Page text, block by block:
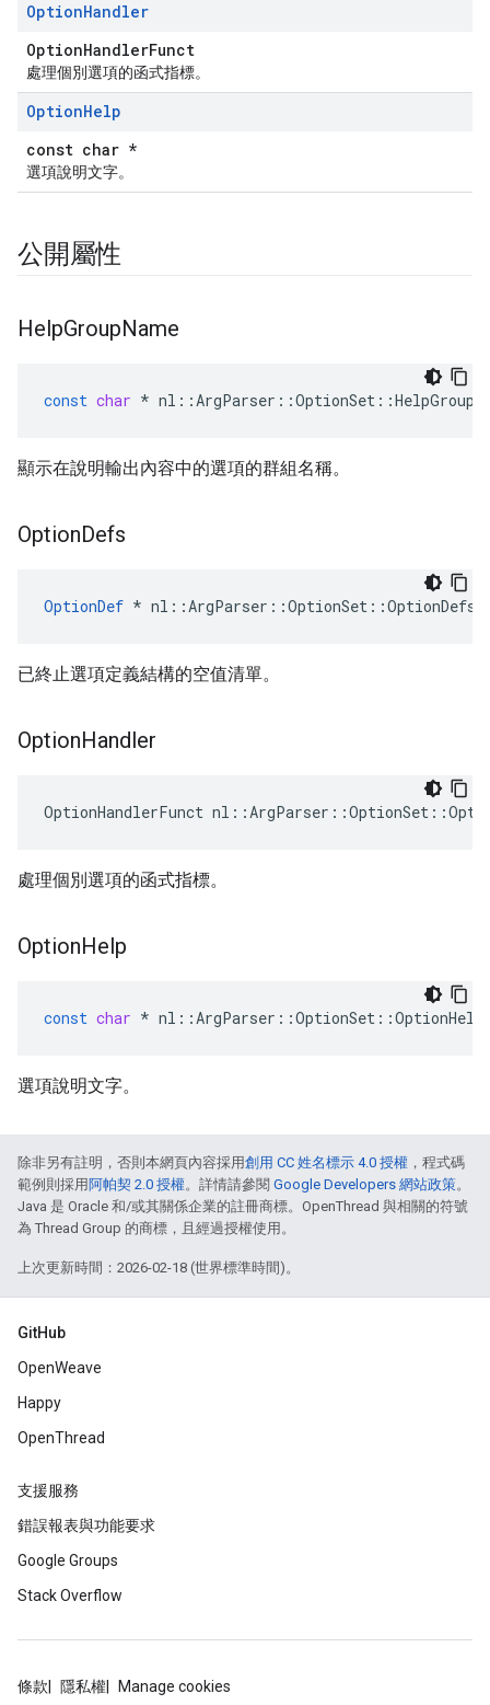
OptionHandler
OptionHandlerFunct
處理個別選項的函式指標。
OptionHelp
const char *
選項說明文字。
公開屬性
HelpGroupName
const char * nl ::ArgParser ::OptionSet ::
顯示在說明輸出內容中的選項的群組名稱。
OptionDefs
OptionDef * nl::ArgParser::OptionSet::OptionDefs
已終止選項定義結構的空值清單。
OptionHandler
OptionHandlerFunct
處理個別選項的函式指標。
OptionHelp
const char * nl ::ArgParser ::OptionSet ::OptionHelp
選項說明文字。
除非另有註明，否則本網頁內容採用創用 CC 姓名標示 4.0 授權 ，程式碼
範例則採用 阿帕契 2.0 授權。詳情請參閱 Google Developers 網站政策。
Java 是 Oracle 和/或其關係企業的註冊商標。OpenThread 與相關的符號
為 Thread Group 的商標，且經過授權使用。
上次更新時間：2026-02-18 (世界標準時間)。
GitHub
OpenWeave
Happy
OpenThread
支援服務
錯誤報表與功能要求
Google Groups
Stack Overflow
條款 隱私權 Manage cookies